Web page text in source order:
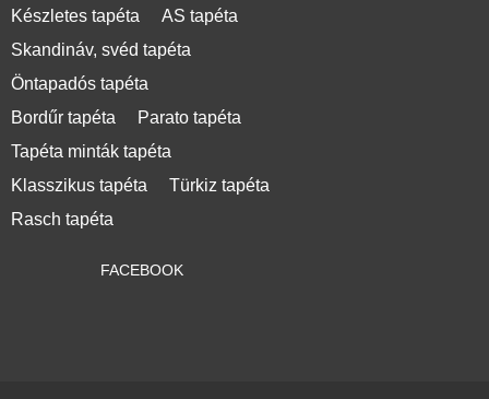
Készletes tapéta
AS tapéta
Skandináv, svéd tapéta
Öntapadós tapéta
Bordűr tapéta
Parato tapéta
Tapéta minták tapéta
Klasszikus tapéta
Türkiz tapéta
Rasch tapéta
FACEBOOK